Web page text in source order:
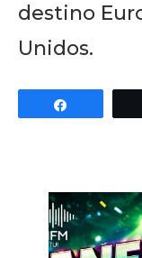
destino
Unidos.